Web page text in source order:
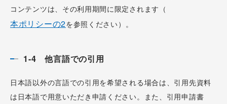
コンテンツは、その利用期間に限定されます（
本ポリシーの2を参照ください）。
1-4 他言語での引用
日本語以外の言語での引用を希望される場合は、引用先資料
は日本語で用意いただき申請ください。また、引用申請書